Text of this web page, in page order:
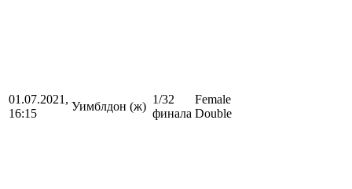
01.07.2021,
16:15
Уимблдон (ж)
1/32
финала
Female
Double